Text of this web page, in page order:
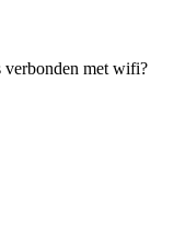
met wifi?